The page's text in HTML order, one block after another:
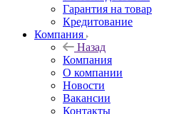
Гарантия на товар
Кредитование
Компания
Назад
Компания
О компании
Новости
Вакансии
Контакты